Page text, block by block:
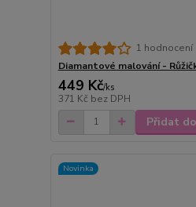
1 hodnocení
Diamantové malování -
449 Kč/ks
371 Kč bez DPH
Přidat
Novinka